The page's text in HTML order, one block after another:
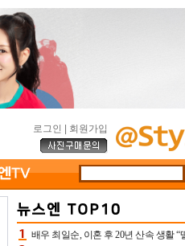
로그인 회원가입